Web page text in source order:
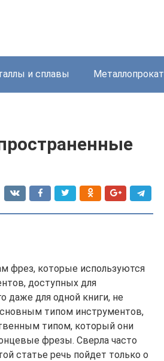
и сплавы Металлопрокат
фрез, которые используются
доступных для
для одной книги, не
типом инструментов,
типом, который они
фрезы. Сверла часто
статье речь пойдет только о